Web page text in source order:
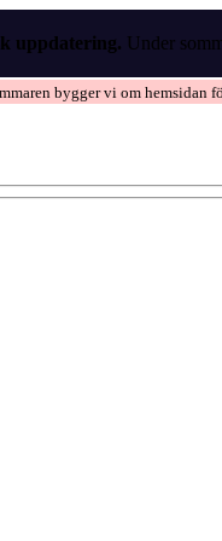
uppdatering. Under
bygger vi om hemsidan